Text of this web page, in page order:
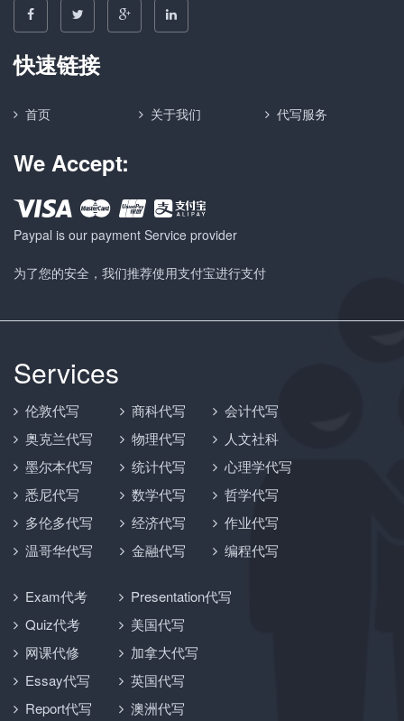
快速链接
首页 关于我们 代写服务
We Accept:
Paypal is our payment Service provider
为了您的安全，我们推荐使用支付宝进行支付
Services
伦敦代写
奥克兰代写
墨尔本代写
悉尼代写
多伦多代写
温哥华代写
商科代写
物理代写
统计代写
数学代写
经济代写
金融代写
会计代写
人文社科
心理学代写
哲学代写
作业代写
编程代写
Exam代考
Quiz代考
网课代修
Essay代写
Report代写
Presentation代写
美国代写
加拿大代写
英国代写
澳洲代写